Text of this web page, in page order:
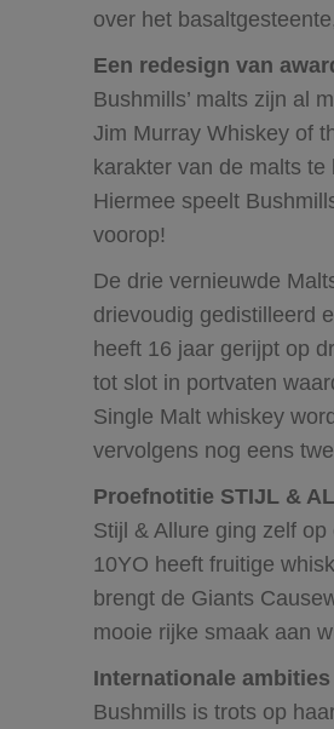
over het
Een redesign van
Bushmills’ malts zijn al
Jim Murray Whiskey of
karakter van de malts
Hiermee speelt
voorop!
De drie vernieuwde
drievoudig gedistilleerd
heeft 16 jaar gerijpt op
tot slot in portvaten
Single Malt whiskey
vervolgens nog eens
Proefnotitie STIJL &
Stijl & Allure ging zelf
10YO heeft fruitige
brengt de Giants
mooie rijke smaak aan
Internationale ambities
Bushmills is trots op